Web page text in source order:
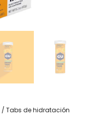
/ Tabs de hidratación